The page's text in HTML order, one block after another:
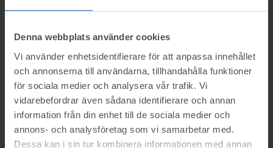
Denna webbplats använder cookies
Vi använder enhetsidentifierare för att anpassa innehållet
och annonserna till användarna, tillhandahålla funktioner
för sociala medier och analysera vår trafik. Vi
vidarebefordrar även sådana identifierare och annan
information från din enhet till de sociala medier och
annons- och analysföretag som vi samarbetar med.
Dessa kan i sin tur kombinera informationen med annan
Information
Byggmaterial, inredning m.m., säljs på grund
av nybyggnation - (återbruksauktion),
genom nätauktion påwww.tovek. se med
avslut måndagen den 17 mars från kl. 10.15
Frågor
0346-48771, Martin 0346-751681, Christian
Du kan alltid kontakta oss på 0346-48770
för generella frågor om auktioner och rop.
Visning